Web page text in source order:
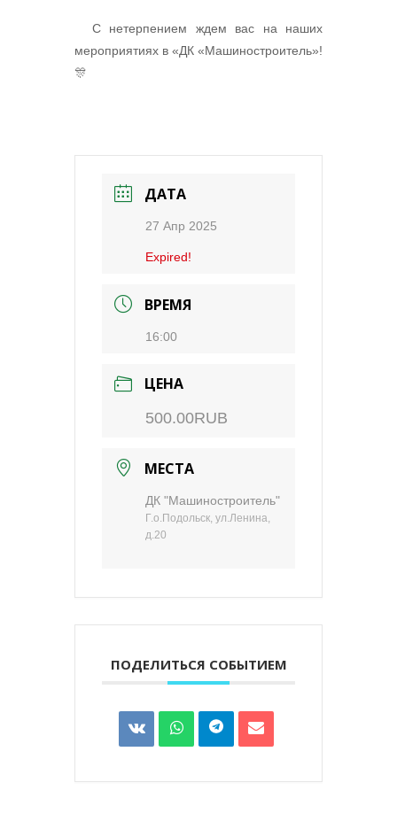
С нетерпением ждем вас на наших
мероприятиях в «ДК «Машиностроитель»!
🎊
ДАТА
27 Апр 2025
Expired!
ВРЕМЯ
16:00
ЦЕНА
500.00RUB
МЕСТА
ДК "Машиностроитель"
Г.о.Подольск, ул.Ленина,
д.20
ПОДЕЛИТЬСЯ СОБЫТИЕМ